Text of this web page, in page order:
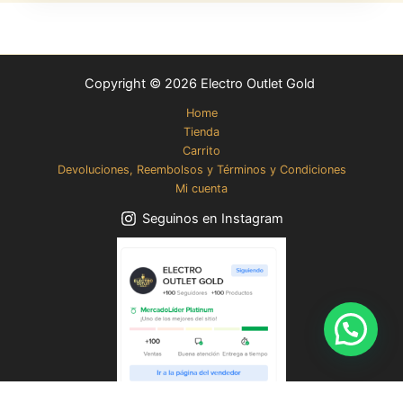
Copyright © 2026 Electro Outlet Gold
Home
Tienda
Carrito
Devoluciones, Reembolsos y Términos y Condiciones
Mi cuenta
Seguinos en Instagram